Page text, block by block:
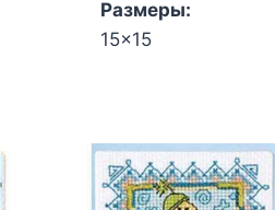
Размеры:
15x15